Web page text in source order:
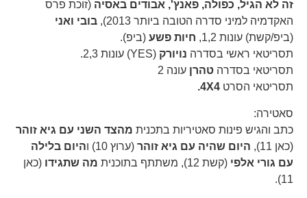
זה לא הגיל, כפולה, פאנץ', אבודים באסיה (זוכת פרס
האקדמיה למיני סדרה הטובה ביותר 2013),
בובי ואני
(ביפ/קשת) עונות 1,2,
חיות פשע (ביפ).
תסריטאי ראשי בסדרה נויורק (YES) עונות 2,3.
תסריטאי בסדרה טהרן עונה 2
תסריטאי הסרט 4X4.
סאטירה:
כתב והגיש פינות סאטיריות בתכנית מהצד השני עם גיא זוהר
(כאן 11),
היום שהיה עם גיא זוהר (ערוץ 10) ו
היום בלילה
עם גורי אלפי (קשת 12), משתתף בתוכנית מה שתגידו (כאן
11).